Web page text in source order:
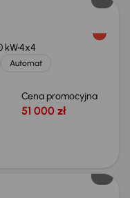
kW4x4
Automat
Cena promocyjna
51 000 zł